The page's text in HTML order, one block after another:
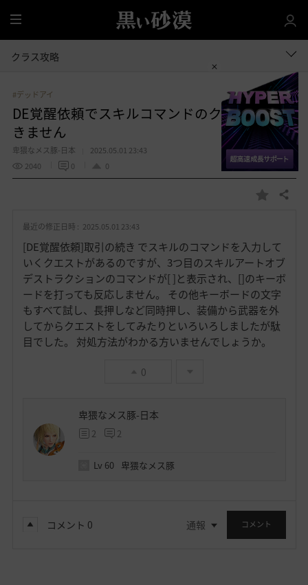
全
体
クラス攻略
#デッドアイ
DE覚醒依頼でスキルコマンドのクエストがで
きません
卑猥なメス豚-日本
2025.05.01 23:43
2040
0 0
お
入
り
共有する
最近の修正日時 : 2025.05.01 23:43
[DE覚醒依頼]取引の続き でスキルのコマンドを入力して
いくクエストがあるのですが、3つ目のスキルアートオブ
デストラクションのコマンドが[ ]と表示され、[]のキーボ
ードを打っても反応しません。 その他キーボードの文字
もすべて試し、長押しなど同時押し、装備から武器を外
してからクエストをしてみたりといろいろしましたが駄
目でした。 対処方法がわかる方いませんでしょうか。
0
卑猥なメス豚-日本
2 2
Lv 60 卑猥なメス豚
コメント 0 通報 コメント